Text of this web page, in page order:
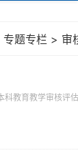
专题专栏 > 审
科教育教学审核评